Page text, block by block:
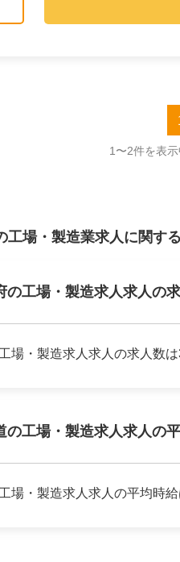
1〜2件を表示
工場・製造業求人に関す
の工場・製造求人求人の
場・製造求人求人の求人数
の工場・製造求人求人の
場・製造求人求人の平均時